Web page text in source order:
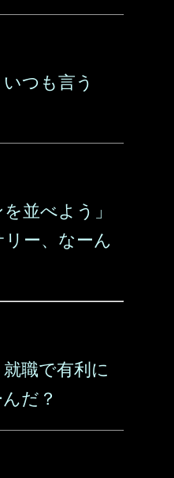
いつも言う
並べよう」
ー、なーん
職で有利に
だ？